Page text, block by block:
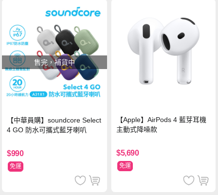
售完，補貨中
【中華員購】soundcore Select
4 GO 防水可攜式藍牙喇叭
$990
免運
【Apple】AirPods 4 藍芽耳機
主動式降噪款
$5,690
免運